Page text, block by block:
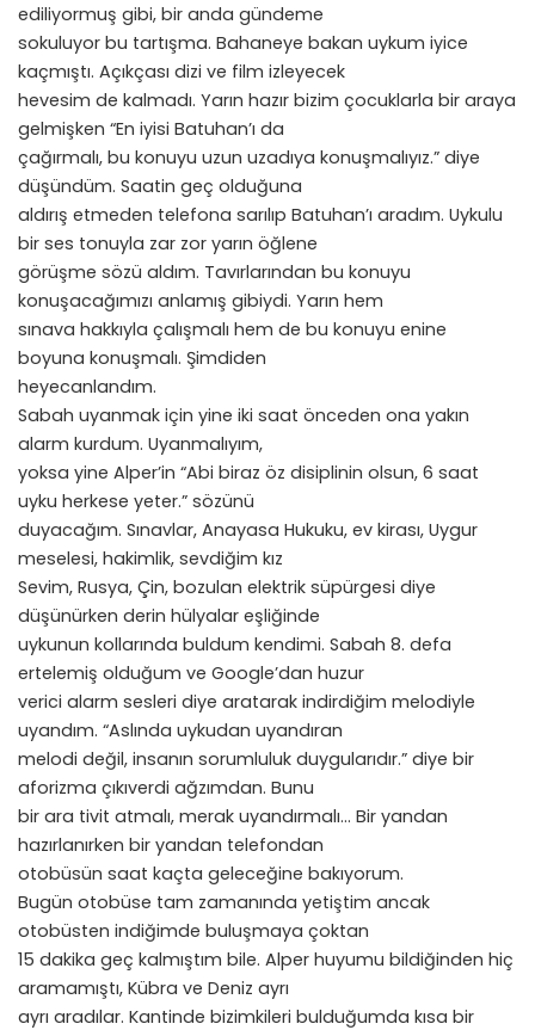
ediliyormuş gibi, bir anda gündeme
sokuluyor bu tartışma. Bahaneye bakan uykum iyice
kaçmıştı. Açıkçası dizi ve film izleyecek
hevesim de kalmadı. Yarın hazır bizim çocuklarla bir araya
gelmişken “En iyisi Batuhan’ı da
çağırmalı, bu konuyu uzun uzadıya konuşmalıyız.” diye
düşündüm. Saatin geç olduğuna
aldırış etmeden telefona sarılıp Batuhan’ı aradım. Uykulu
bir ses tonuyla zar zor yarın öğlene
görüşme sözü aldım. Tavırlarından bu konuyu
konuşacağımızı anlamış gibiydi. Yarın hem
sınava hakkıyla çalışmalı hem de bu konuyu enine
boyuna konuşmalı. Şimdiden
heyecanlandım.
Sabah uyanmak için yine iki saat önceden ona yakın
alarm kurdum. Uyanmalıyım,
yoksa yine Alper’in “Abi biraz öz disiplinin olsun, 6 saat
uyku herkese yeter.” sözünü
duyacağım. Sınavlar, Anayasa Hukuku, ev kirası, Uygur
meselesi, hakimlik, sevdiğim kız
Sevim, Rusya, Çin, bozulan elektrik süpürgesi diye
düşünürken derin hülyalar eşliğinde
uykunun kollarında buldum kendimi. Sabah 8. defa
ertelemiş olduğum ve Google’dan huzur
verici alarm sesleri diye aratarak indirdiğim melodiyle
uyandım. “Aslında uykudan uyandıran
melodi değil, insanın sorumluluk duygularıdır.” diye bir
aforizma çıkıverdi ağzımdan. Bunu
bir ara tivit atmalı, merak uyandırmalı… Bir yandan
hazırlanırken bir yandan telefondan
otobüsün saat kaçta geleceğine bakıyorum.
Bugün otobüse tam zamanında yetiştim ancak
otobüsten indiğimde buluşmaya çoktan
15 dakika geç kalmıştım bile. Alper huyumu bildiğinden hiç
aramamıştı, Kübra ve Deniz ayrı
ayrı aradılar. Kantinde bizimkileri bulduğumda kısa bir